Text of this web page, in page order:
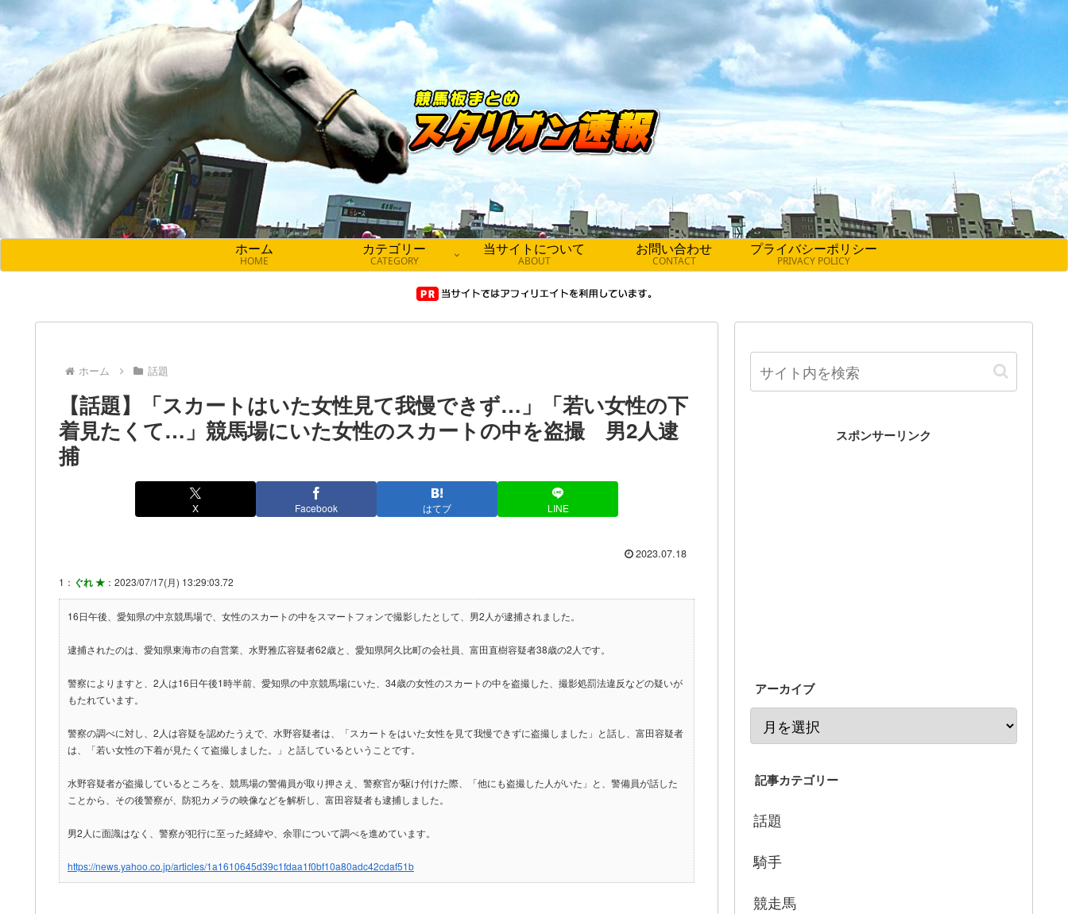
ホーム
HOME
カテゴリー
CATEGORY
当サイトについて
ABOUT
お問い合わせ
CONTACT
プライバシーポリシー
PRIVACY POLICY
ホーム 話題
【話題】「スカートはいた女性見て我慢できず…」「若い女性の下
着見たくて…」競馬場にいた女性のスカートの中を盗撮 男2人逮
捕
X Facebook はてブ LINE
2023.07.18
1： ぐれ ★ ：2023/07/17(月) 13:29:03.72
16日午後、愛知県の中京競馬場で、女性のスカートの中をスマートフォンで撮影したとして、男2人が逮捕されました。
逮捕されたのは、愛知県東海市の自営業、水野雅広容疑者62歳と、愛知県阿久比町の会社員、富田直樹容疑者38歳の2人です。
警察によりますと、2人は16日午後1時半前、愛知県の中京競馬場にいた、34歳の女性のスカートの中を盗撮した、撮影処罰法違反などの疑いが
もたれています。
警察の調べに対し、2人は容疑を認めたうえで、水野容疑者は、「スカートをはいた女性を見て我慢できずに盗撮しました」と話し、富田容疑者
は、「若い女性の下着が見たくて盗撮しました。」と話しているということです。
水野容疑者が盗撮しているところを、競馬場の警備員が取り押さえ、警察官が駆け付けた際、「他にも盗撮した人がいた」と、警備員が話した
ことから、その後警察が、防犯カメラの映像などを解析し、富田容疑者も逮捕しました。
男2人に面識はなく、警察が犯行に至った経緯や、余罪について調べを進めています。
https://news.yahoo.co.jp/articles/1a1610645d39c1fdaa1f0bf10a80adc42cdaf51b
スポンサーリンク
アーカイブ
記事カテゴリー
話題
騎手
競走馬